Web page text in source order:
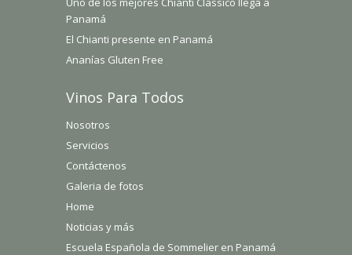
Panamá
El Chianti presente en Panamá
Ananías Gluten Free
Vinos Para Todos
Nosotros
Servicios
Contáctenos
Galeria de fotos
Home
Noticias y más
Escuela Española de Sommelier en Panamá